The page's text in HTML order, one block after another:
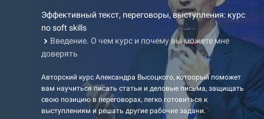
Эффективный текст, переговоры, выступления: курс
по soft skills
Введение. О чем курс и почему вы можете мне
доверять
Авторский курс Александра Высоцкого, котоорый поможет
вам научиться писать статьи и деловые письма, защищать
свою позицию в переговорах, легко готовиться к
выступлениям и решать другие рабочие задачи.